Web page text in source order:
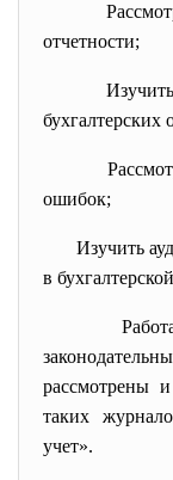
отчетности;
бухгалтерских
ошибок;
Изучить
в
рассмотрены
таких
учет».